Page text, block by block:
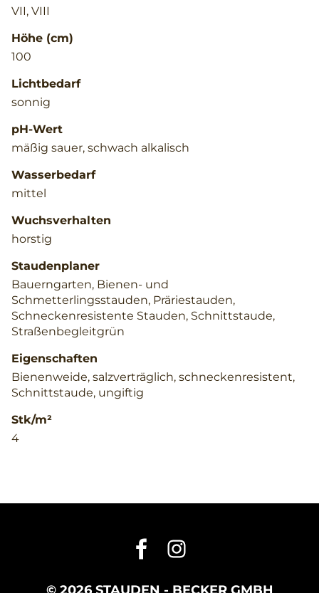
VII, VIII
Höhe (cm)
100
Lichtbedarf
sonnig
pH-Wert
mäßig sauer, schwach alkalisch
Wasserbedarf
mittel
Wuchsverhalten
horstig
Staudenplaner
Bauerngarten, Bienen- und
Schmetterlingsstauden, Präriestauden,
Schneckenresistente Stauden, Schnittstaude,
Straßenbegleitgrün
Eigenschaften
Bienenweide, salzverträglich, schneckenresistent,
Schnittstaude, ungiftig
Stk/m²
4